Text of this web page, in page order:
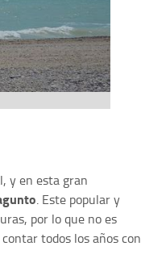
y en esta gran
. Este popular y
por lo que no es
todos los años con